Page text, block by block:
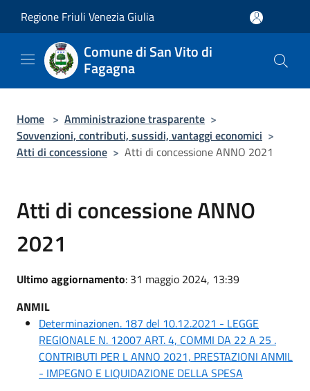
Regione Friuli Venezia Giulia
Comune di San Vito di
Fagagna
Home > Amministrazione trasparente >
Sovvenzioni, contributi, sussidi, vantaggi economici >
Atti di concessione > Atti di concessione ANNO 2021
Atti di concessione ANNO
2021
Ultimo aggiornamento: 31 maggio 2024, 13:39
ANMIL
Determinazionen. 187 del 10.12.2021 - LEGGE
REGIONALE N. 12007 ART. 4, COMMI DA 22 A 25 .
CONTRIBUTI PER L ANNO 2021, PRESTAZIONI ANMIL
- IMPEGNO E LIQUIDAZIONE DELLA SPESA